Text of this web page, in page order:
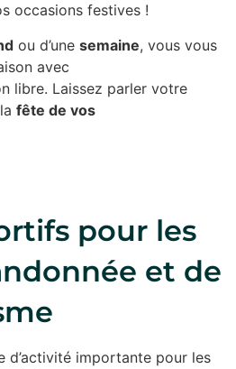
occasions festives !
ou d’une semaine, vous vous
avec
libre. Laissez parler votre
fête de vos
pour les
et de
d’activité importante pour les